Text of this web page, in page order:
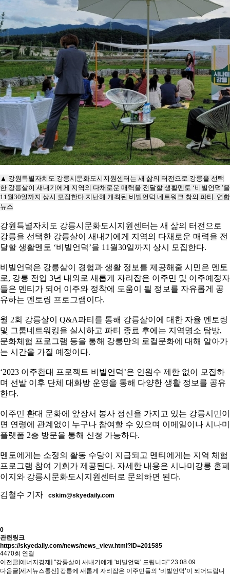
▲ 강원특별자치도 강릉시문화도시지원센터는 새 삶의 터전으로 강릉을 선택
한 강릉살이 새내기에게 지역의 다채로운 매력을 전달할 생활멘토 ‘비빌언덕’을
11월30일까지 상시 모집한다 지난해 개최된 비빌언덕 네트워크 창의 파티. 연합
뉴스
강원특별자치도 강릉시문화도시지원센터는 새 삶의 터전으로
강릉을 선택한 강릉살이 새내기에게 지역의 다채로운 매력을 전
달할 생활멘토 ‘비빌언덕’을 11월30일까지 상시 모집한다.
비빌언덕은 강릉살이 경험과 생활 정보를 제공해줄 시민은 멘토
로, 강릉 전입 3년 내외로 새롭게 자리잡은 이주민 및 이주예정자
들은 멘티가 되어 이주와 정착에 도움이 될 정보를 자유롭게 공
유하는 멘토링 프로그램이다.
월 2회 강릉살이 Q&A파티를 통해 강릉살이에 대한 자율 멘토링
및 그룹네트워킹을 실시하고 파티 종료 후에는 지역명소 탐방,
문화체험 프로그램 등을 통해 강릉만의 로컬문화에 대해 알아가
는 시간을 가질 예정이다.
‘2023 이주환대 프로젝트 비빌언덕’은 인원수 제한 없이 모집하
며 선발 이후 단체 대화방 운영을 통해 다양한 생활 정보를 공유
한다.
이주민 환대 문화에 앞장서 봉사 정신을 가지고 있는 강릉시민이
면 연령에 관계없이 누구나 참여할 수 있으며 이메일이나 시나미
플랫폼 2층 방문을 통해 신청 가능하다.
멘토에게는 소정의 활동 수당이 지급되고 멘티에게는 지역 체험
프로그램 참여 기회가 제공된다. 자세한 내용은 시나미강릉 홈페
이지와 강릉시문화도시지원센터로 문의하면 된다.
김철수 기자 cskim@skyedaily.com
0
관련링크
https://skyedaily.com/news/news_view.html?ID=201585
4470회 연결
이전글[에너지경제] "강릉살이 새내기에게 '비빌언덕' 드립니다" 23.08.09
다음글[세계뉴스통신] 강릉에 새롭게 자리잡은 이주민들의 ‘비빌언덕’이 되어드립니